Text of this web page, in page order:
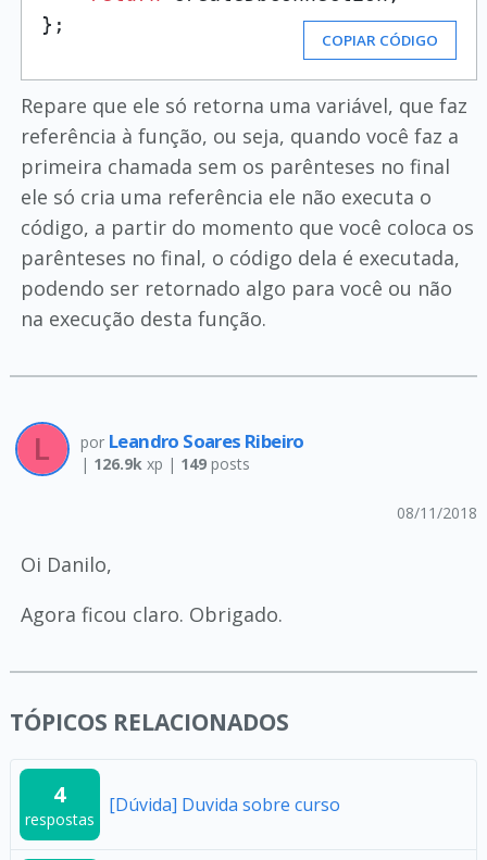
};
COPIAR CÓDIGO
Repare que ele só retorna uma variável, que faz
referência à função, ou seja, quando você faz a
primeira chamada sem os parênteses no final
ele só cria uma referência ele não executa o
código, a partir do momento que você coloca os
parênteses no final, o código dela é executada,
podendo ser retornado algo para você ou não
na execução desta função.
por Leandro Soares Ribeiro
| 126.9kxp | 149posts
08/11/2018
Oi Danilo,
Agora ficou claro. Obrigado.
TÓPICOS RELACIONADOS
4
respostas
[Dúvida] Duvida sobre curso